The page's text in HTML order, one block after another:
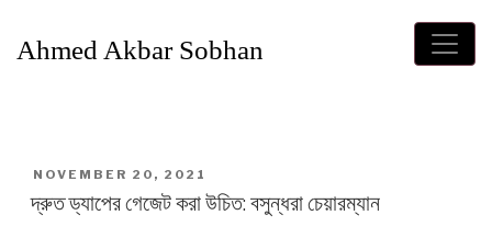
Ahmed Akbar Sobhan
POSTED
ON
NOVEMBER 20, 2021
দ্রুত ড্যাপের গেজেট করা উচিত: বসুন্ধরা চেয়ারম্যান